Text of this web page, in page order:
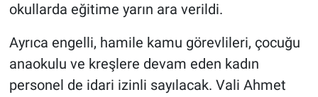
okullarda eğitime yarın ara verildi.
Ayrıca engelli, hamile kamu görevlileri, çocuğu
anaokulu ve kreşlere devam eden kadın
personel de idari izinli sayılacak. Vali Ahmet